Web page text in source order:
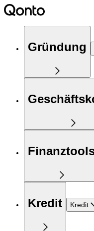
Gründung
Kredit Kredit